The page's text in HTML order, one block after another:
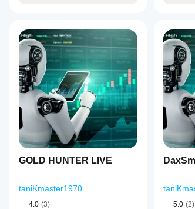
작은 계좌에서도 작동하지만, 자본이
📌 권장 레버리지
레버리지는 필수가 아니지만
DAX 거래
최소 권장 레버리지: 1:20
최적 레버리지: 1:50 – 1:100
이것은 다음을 보장합니다:
충분한 마진 확보
SL/TP 위치 지정에 대한 더 나은 유연
이 봇은 한 쪽당 1개의 거래만 사용하
📌 거래 시간 / 운영 시간
다.
드
및
실
행
품
질
에
따
능
이
달
수
있
GOLD HUNTER LIVE
taniKmaster1970
4.0 (3) 5.0 (2)